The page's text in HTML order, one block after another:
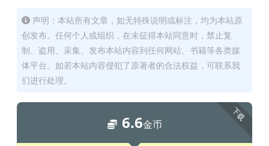
声明：本站所有文章，如无特殊说明或标注，均为本站原
创发布。任何个人或组织，在未征得本站同意时，禁止复
制、盗用、采集、发布本站内容到任何网站、书籍等各类媒
体平台。如若本站内容侵犯了原著者的合法权益，可联系我
们进行处理。
下载
6.6金币